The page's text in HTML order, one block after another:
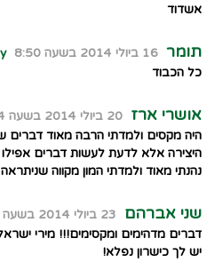
אשדוד
תומר 16 ביולי 2014 בשעה 8:50
כל הכבוד
אושרי ארז 20 ביולי 2014 בשעה 20:34
היה מקסים ולמדתי הרבה מאוד דברים
היצירה אלא לדעת לעשות דברים אפילו
נהנתי מאוד ולמדתי המון מקווה
שני אברהם 23 ביולי 2014 בשעה 12:00
דברים מדהימים ומקסימים!!! מירי
יש לך כישרון נפלא!